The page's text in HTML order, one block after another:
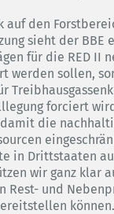
auf den
sieht der BBE
für die RED II
werden sollen,
forciert
die
in Drittstaaten
wir ganz klar
Rest- und